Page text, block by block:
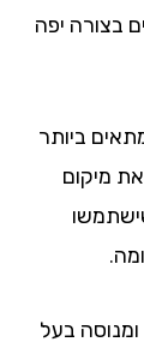
יפה
ביותר
בעל